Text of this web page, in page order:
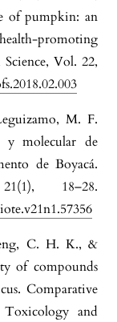
of pumpkin: an
promoting
Vol. 22,
M. F.
y molecular de
de Boyacá.
18–28.
C. H. K., &
of compounds
Comparative
and